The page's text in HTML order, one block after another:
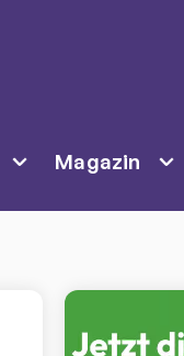
Magazin